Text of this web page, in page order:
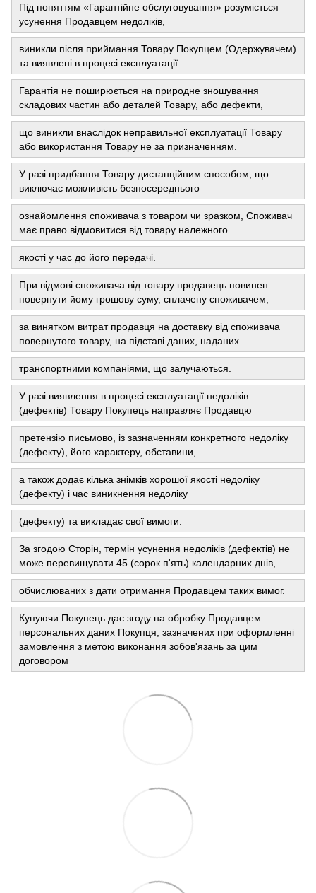
Під поняттям «Гарантійне обслуговування» розуміється
усунення Продавцем недоліків,
виникли після приймання Товару Покупцем (Одержувачем)
та виявлені в процесі експлуатації.
Гарантія не поширюється на природне зношування
складових частин або деталей Товару, або дефекти,
що виникли внаслідок неправильної експлуатації Товару
або використання Товару не за призначенням.
У разі придбання Товару дистанційним способом, що
виключає можливість безпосереднього
ознайомлення споживача з товаром чи зразком, Споживач
має право відмовитися від товару належного
якості у час до його передачі.
При відмові споживача від товару продавець повинен
повернути йому грошову суму, сплачену споживачем,
за винятком витрат продавця на доставку від споживача
повернутого товару, на підставі даних, наданих
транспортними компаніями, що залучаються.
У разі виявлення в процесі експлуатації недоліків
(дефектів) Товару Покупець направляє Продавцю
претензію письмово, із зазначенням конкретного недоліку
(дефекту), його характеру, обставини,
а також додає кілька знімків хорошої якості недоліку
(дефекту) і час виникнення недоліку
(дефекту) та викладає свої вимоги.
За згодою Сторін, термін усунення недоліків (дефектів) не
може перевищувати 45 (сорок п'ять) календарних днів,
обчислюваних з дати отримання Продавцем таких вимог.
Купуючи Покупець дає згоду на обробку Продавцем
персональних даних Покупця, зазначених при оформленні
замовлення з метою виконання зобов'язань за цим
договором